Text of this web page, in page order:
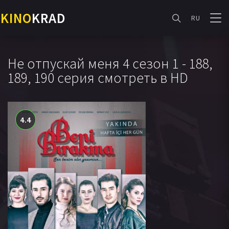
KINOKRAD RU
Не отпускай меня 4 сезон 1 - 188,
189, 190 серия смотреть в HD
4.4